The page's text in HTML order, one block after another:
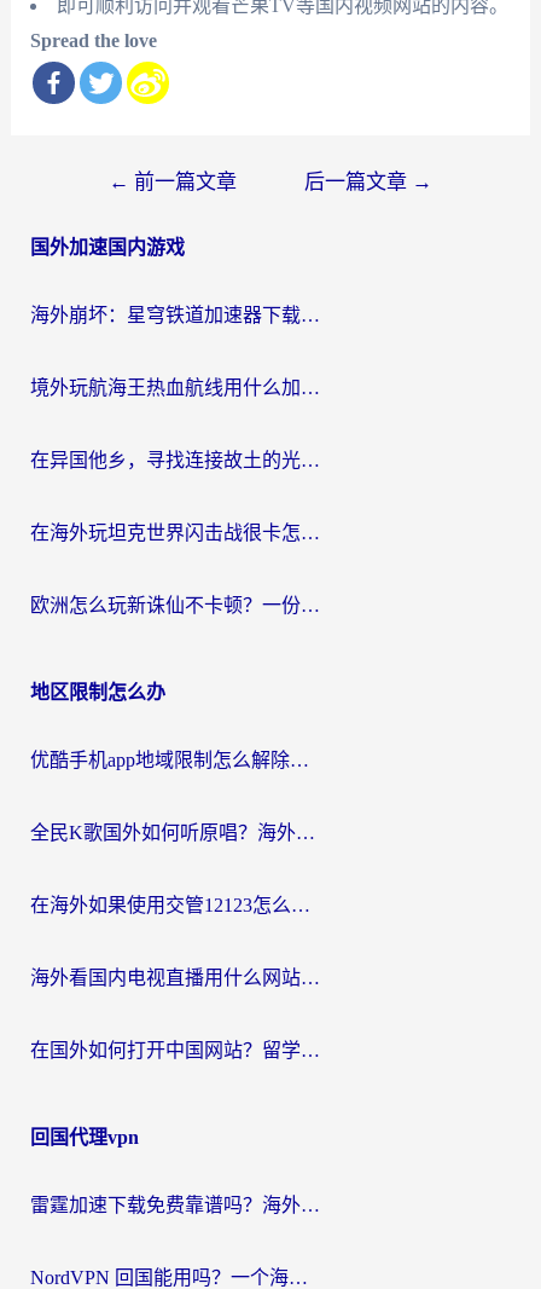
即可顺利访问并观看芒果TV等国内视频网站的内容。
Spread the love
导
← 前一篇文章 后一篇文章 →
国外加速国内游戏
海外崩坏：星穹铁道加速器下载安装：一份给游子的终极网络指南
境外玩航海王热血航线用什么加速器？2026海外玩家实测最优方案（附欧洲问道堡垒前线加速技巧）
在异国他乡，寻找连接故土的光明大陆免费加速器
在海外玩坦克世界闪击战很卡怎么办？老玩家亲测有效的加速器选择指南
欧洲怎么玩新诛仙不卡顿？一份给海外游子的国服游戏畅玩指南
地区限制怎么办
优酷手机app地域限制怎么解除？海外党亲测有效的追剧方案
全民K歌国外如何听原唱？海外党亲测有效的回国加速器选择指南
在海外如果使用交管12123怎么处理？留学生亲测有效的回国加速方案
海外看国内电视直播用什么网站比较好？一篇解决你所有追剧难题的实用指南
在国外如何打开中国网站？留学生与海外华人的无缝访问指南
回国代理vpn
雷霆加速下载免费靠谱吗？海外党选回国加速器的避坑指南（附热门工具对比）
NordVPN 回国能用吗？一个海外用户必须面对的真实困境